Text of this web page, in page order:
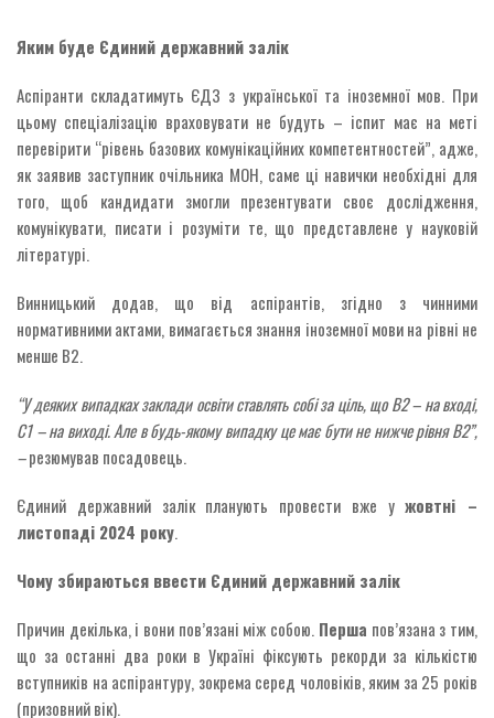
Яким буде Єдиний державний залік
Аспіранти складатимуть ЄДЗ з української та іноземної мов. При
цьому спеціалізацію враховувати не будуть – іспит має на меті
перевірити “рівень базових комунікаційних компетентностей”, адже,
як заявив заступник очільника МОН, саме ці навички необхідні для
того, щоб кандидати змогли презентувати своє дослідження,
комунікувати, писати і розуміти те, що представлене у науковій
літературі.
Винницький додав, що від аспірантів, згідно з чинними
нормативними актами, вимагається знання іноземної мови на рівні не
менше B2.
“У деяких випадках заклади освіти ставлять собі за ціль, що B2 – на вході,
C1 – на виході. Але в будь-якому випадку це має бути не нижче рівня B2”,
–резюмував посадовець.
Єдиний державний залік планують провести вже ужовтні –
листопаді 2024 року.
Чому збираються ввести Єдиний державний залік
Причин декілька, і вони пов’язані між собою. Перша пов’язана з тим,
що за останні два роки в Україні фіксують рекорди за кількістю
вступників на аспірантуру, зокрема серед чоловіків, яким за 25 років
(призовний вік).